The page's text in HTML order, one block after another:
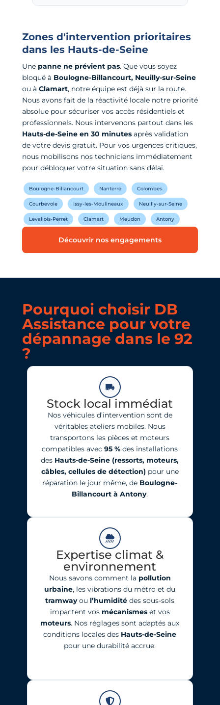
Zones d'intervention prioritaires
dans les Hauts-de-Seine
Une panne ne prévient pas. Que vous soyez
bloqué à Boulogne-Billancourt, Neuilly-sur-Seine
ou à Clamart, notre équipe est déjà sur la route.
Nous avons fait de la réactivité locale notre priorité
absolue pour sécuriser vos accès résidentiels et
professionnels. Nous intervenons partout dans les
Hauts-de-Seine en 30 minutesaprès validation
de votre devis gratuit. Pour vos urgences critiques,
nous mobilisons nos techniciens immédiatement
pour débloquer votre situation sans délai.
Boulogne-Billancourt Nanterre Colombes
Courbevoie Issy-les-Moulineaux Neuilly-sur-Seine
Levallois-Perret Clamart Meudon Antony
Découvrir nos engagements
Pourquoi choisir DB
Assistance pour votre
dépannage dans le 92
?
Stock local immédiat
Nos véhicules d’intervention sont de
véritables ateliers mobiles. Nous
transportons les pièces et moteurs
compatibles avec95 % des installations
des Hauts-de-Seine (ressorts, moteurs,
câbles, cellules de détection) pour une
réparation le jour même, de Boulogne-
Billancourt à Antony.
Expertise climat &
environnement
Nous savons comment la pollution
urbaine, les vibrations du métro et du
tramwayou l’humidité des sous-sols
impactent vos mécanismeset vos
moteurs. Nos réglages sont adaptés aux
conditions locales des Hauts-de-Seine
pour une durabilité accrue.